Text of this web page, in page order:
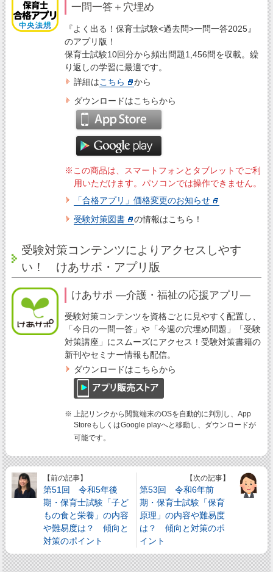
一問一答＋穴埋め
『よく出る！保育士試験<過去問>一問一答2025』
のアプリ版！
保育士試験10回分から頻出問題1,456問を収載。繰
り返しの学習に最適です。
詳細はこちら
から
ダウンロードはこちらから
※この商品は、スマートフォンとタブレットでご利
用いただけます。パソコンでは操作できません。
「合格アプリ」価格変更のお知らせ
受験対策図書
の情報はこちら！
受験対策コンテンツによりアクセスしやす
い！ けあサポ・アプリ版
けあサポ ―介護・福祉の応援アプリ―
受験対策コンテンツを資格ごとに見やすく配置し、
「今日の一問一答」や「今週の穴埋め問題」「受験
対策講座」にスムーズにアクセス！受験対策書籍の
新刊やセミナー情報も配信。
ダウンロードはこちらから
※ 上記リンクから閲覧端末のOSを自動的に判別し、App
StoreもしくはGoogle playへと移動し、ダウンロードが
可能です。
【前の記事】
第51回 令和5年後
期・保育士試験「子ど
もの食と栄養」の内容
や難易度は？ 傾向と
対策のポイント
【次の記事】
第53回 令和6年前
期・保育士試験「保育
原理」の内容や難易度
は？ 傾向と対策のポ
イント